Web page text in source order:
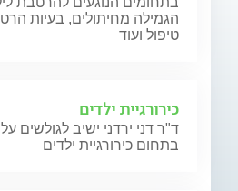
הגמילה מחיתולים, בעיות
טיפול ועוד
כירורגיית ילדים
ד"ר דני ירדני ישיב לגולשים
בתחום כירורגיית ילדים